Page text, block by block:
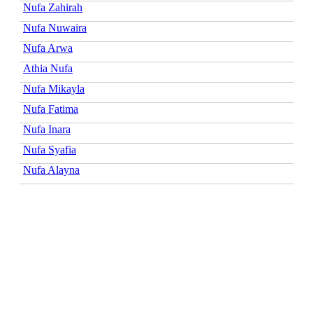
Nufa Zahirah
Nufa Nuwaira
Nufa Arwa
Athia Nufa
Nufa Mikayla
Nufa Fatima
Nufa Inara
Nufa Syafia
Nufa Alayna